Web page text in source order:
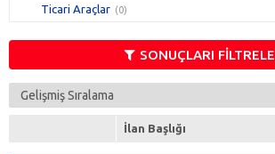
Ticari Araçlar (0)
SONUÇLARI FİLTRELE
İlan Başlığı